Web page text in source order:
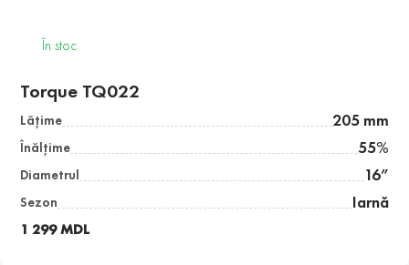
În stoc
Torque TQ022
Lăţime 205 mm
Înălţime 55%
Diametrul 16”
Sezon Iarnă
1 299 MDL